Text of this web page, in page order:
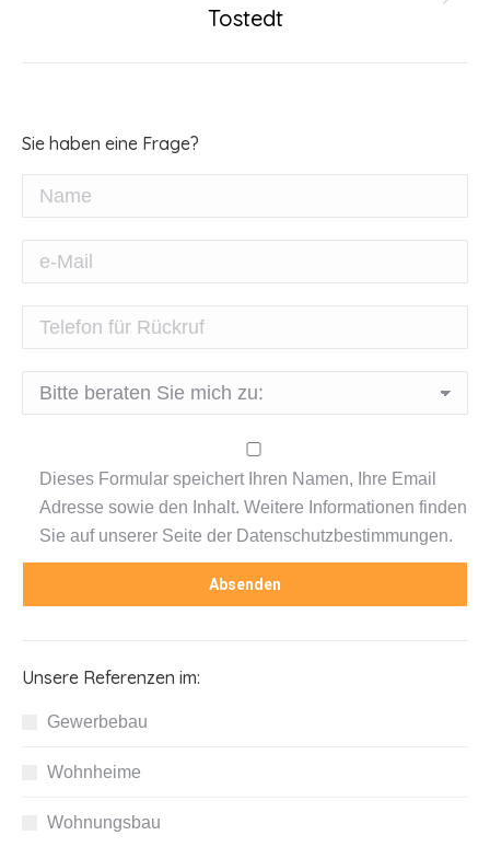
Beitrag:
Tostedt
Sie haben eine Frage?
Dieses Formular speichert Ihren Namen, Ihre Email
Adresse sowie den Inhalt. Weitere Informationen finden
Sie auf unserer Seite der Datenschutzbestimmungen.
Unsere Referenzen im:
Gewerbebau
Wohnheime
Wohnungsbau